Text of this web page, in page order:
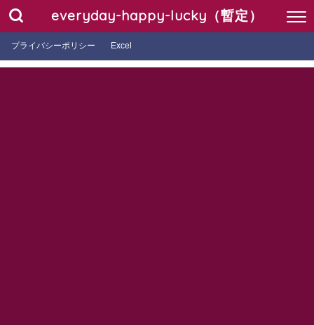
everyday-happy-lucky（暫定）
プライバシーポリシー Excel